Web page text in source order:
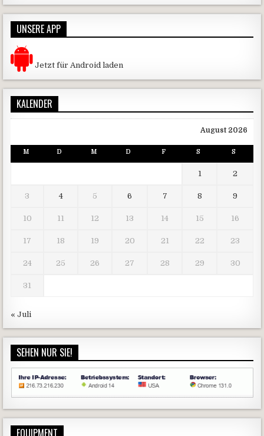
UNSERE APP
Jetzt für Android laden
KALENDER
August 2026
M D M D F S S
1 2
3 4 5 6 7 8 9
10 11 12 13 14 15 16
17 18 19 20 21 22 23
24 25 26 27 28 29 30
31
« Juli
SEHEN NUR SIE!